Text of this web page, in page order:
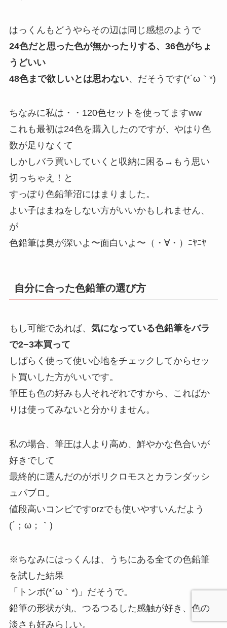
はっくんもどうやらその辺は同じ感想のようで
24色だと思った色が無かったりする、36色がちょ
うどいい
48色まで欲しいとは思わない、だそうです(*´ω｀*)
ちなみに私は・・120色セットを使ってますww
これも最初は24色を購入したのですが、やはり色
数が足りなくて
しかしバラ買いしていくと収納に困る→もう思い
切っちゃえ！と
すっぽり色鉛筆沼にはまりました。
よい子はまねをしない方がいいかもしれません、
が
色鉛筆は奥が深いよ〜面白いよ〜（・∀・）ﾆﾔﾆﾔ
自分に合った色鉛筆の選び方
もし可能であれば、 気になっている色鉛筆をバラ
で2−3本買って
しばらく使って使い心地をチェックしてからセッ
ト買いした方がいいです。
筆圧も色の好みも人それぞれですから、こればか
りは使ってみないと分かりません。
私の場合、筆圧は人より高め、鮮やかな色合いが
好きでして
最終的に選んだのがポリクロモスとカランダッシ
ュパブロ。
値段高いコンビですorzでも使いやすいんだよう
(´；ω；｀)
※ちなみにはっくんは、うちにある全ての色鉛筆
を試した結果
「トンボ(*´ω｀*)」だそうで。
鉛筆の形状が丸、つるつるした感触が好き、色の
淡さも好みらしい。